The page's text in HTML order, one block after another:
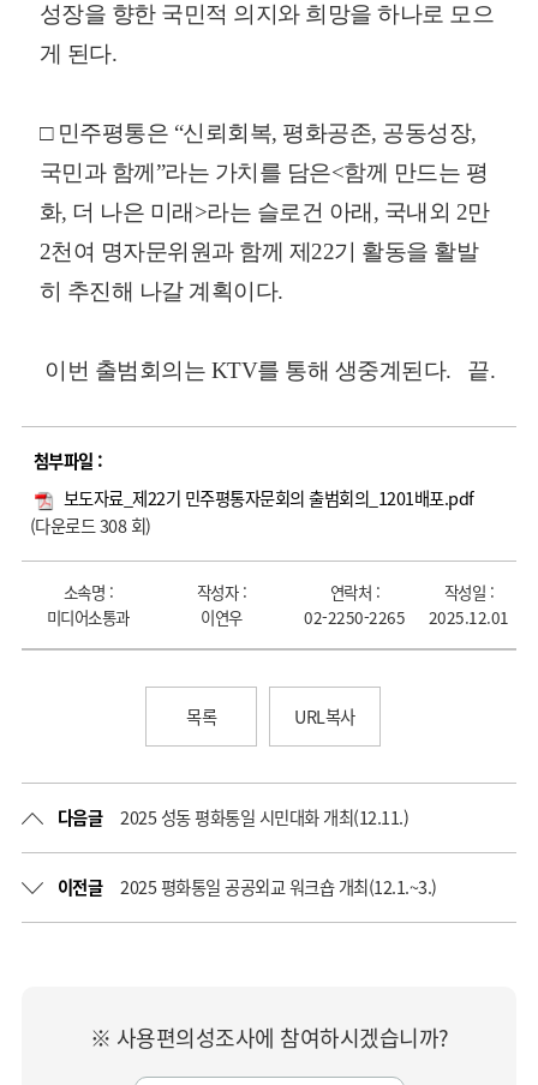
성장을 향한 국민적 의지와 희망을 하나로 모으
게 된다.
□ 민주평통은 “신뢰회복, 평화공존, 공동성장,
국민과 함께”라는 가치를 담은<함께 만드는 평
화, 더 나은 미래>라는 슬로건 아래, 국내외 2만
2천여 명자문위원과 함께 제22기 활동을 활발
히 추진해 나갈 계획이다.
이번 출범회의는 KTV를 통해 생중계된다. 끝.
첨부파일 :
보도자료_제22기 민주평통자문회의 출범회의_1201배포.pdf
(다운로드 308 회)
소속명 :
미디어소통과
작성자 :
이연우
연락처 :
02-2250-2265
작성일 :
2025.12.01
목록 URL복사
다음글 2025 성동 평화통일 시민대화 개최(12.11.)
이전글 2025 평화통일 공공외교 워크숍 개최(12.1.~3.)
※ 사용편의성조사에 참여하시겠습니까?